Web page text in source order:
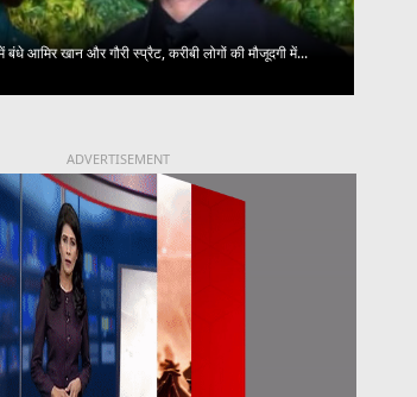
आमिर खान और गौरी स्प्रैट, करीबी लोगों की मौजूदगी में...
ADVERTISEMENT